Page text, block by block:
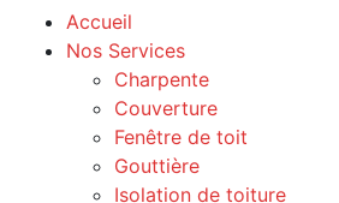
Accueil
Nos Services
Charpente
Couverture
Fenêtre de toit
Gouttière
Isolation de toiture